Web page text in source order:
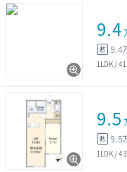
9.4
敷 9.4
1LDK/
9.5
敷 9.5
1LDK/